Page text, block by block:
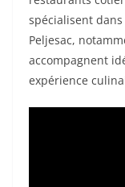
spécialisent
Peljesac,
accompagnent
expérience